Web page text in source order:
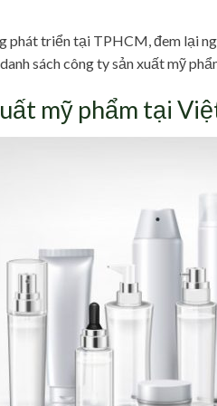
phát triển tại TPHCM, đem lại
sách công ty sản xuất mỹ
mỹ phẩm tại